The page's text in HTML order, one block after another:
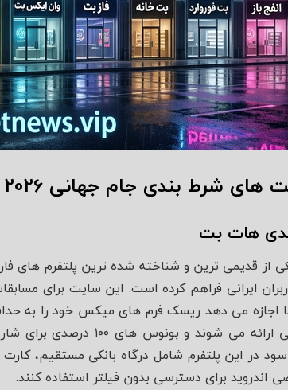
های شرط بندی جام جهانی 2026
هات بت
قدیمی‌ ترین و شناخته شده‌ ترین پلتفرم‌ های
اجازه می‌ دهد ریسک فرم‌ های میکس خود را به
فوتبال کاملا رقابتی
در این پلتفرم شامل درگاه بانکی مستقیم، کارت
اندروید برای دسترسی بدون فیلتر استفاده کنند.